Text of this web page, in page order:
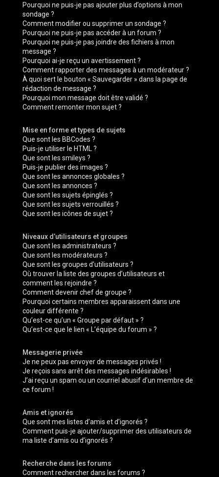
Pourquoi ne puis-je pas ajouter plus d’options à mon
sondage ?
Comment modifier ou supprimer un sondage ?
Pourquoi ne puis-je pas accéder à un forum ?
Pourquoi ne puis-je pas joindre des fichiers à mon
message ?
Pourquoi ai-je reçu un avertissement ?
Comment rapporter des messages à un modérateur ?
À quoi sert le bouton « Sauvegarder » dans la page de
rédaction de message ?
Pourquoi mon message doit être validé ?
Comment remonter mon sujet ?
Mise en forme et types de sujets
Que sont les BBCodes ?
Puis-je utiliser le HTML ?
Que sont les smileys ?
Puis-je publier des images ?
Que sont les annonces globales ?
Que sont les annonces ?
Que sont les sujets épinglés ?
Que sont les sujets verrouillés ?
Que sont les icônes de sujet ?
Niveaux d’utilisateurs et groupes
Que sont les administrateurs ?
Que sont les modérateurs ?
Que sont les groupes d’utilisateurs ?
Où trouver la liste des groupes d’utilisateurs et
comment les rejoindre ?
Comment devenir chef de groupe ?
Pourquoi certains membres apparaissent dans une
couleur différente ?
Qu’est-ce qu’un « Groupe par défaut » ?
Qu’est-ce que le lien « L’équipe du forum » ?
Messagerie privée
Je ne peux pas envoyer de messages privés !
Je reçois sans arrêt des messages indésirables !
J’ai reçu un spam ou un courriel abusif d’un membre de
ce forum !
Amis et ignorés
Que sont mes listes d’amis et d’ignorés ?
Comment puis-je ajouter/supprimer des utilisateurs de
ma liste d’amis ou d’ignorés ?
Recherche dans les forums
Comment rechercher dans les forums ?